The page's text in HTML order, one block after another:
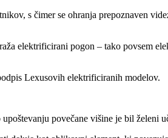
s čimer se ohranja prepoznaven
elektrificirani pogon – tako povsem
Lexusovih elektrificiranih modelov.
povečane višine je bil želeni